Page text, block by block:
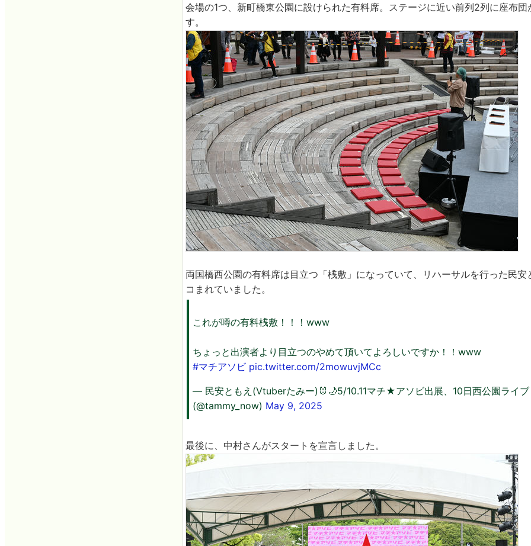
会場の1つ、新町橋東公園に設けられた有料席。ステージに近い前列2列に座布
す。
両国橋西公園の有料席は目立つ「桟敷」になっていて、リハーサルを行った民安
コまれていました。
これが噂の有料桟敷！！！www
ちょっと出演者より目立つのやめて頂いてよろしいですか！！www
#マチアソビ pic.twitter.com/2mowuvjMCc
— 民安ともえ(Vtuberたみー)🐰🌙5/10.11マチ★アソビ出展、10日西公園ライブ
(@tammy_now) May 9, 2025
最後に、中村さんがスタートを宣言しました。